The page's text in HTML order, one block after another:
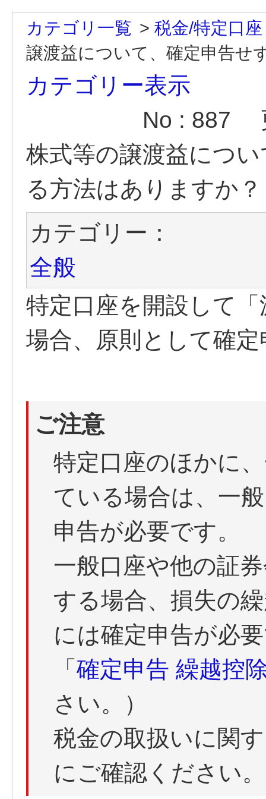
カテゴリ一覧 > 税金/特定口座
譲渡益について、確定申告せ
カテゴリー表示
No : 887
株式等の譲渡益につ
る方法はありますか？
カテゴリー：
全般
特定口座を開設して
場合、原則として確
ご注意
特定口座のほかに
ている場合は、一
申告が必要です。
一般口座や他の証
する場合、損失の
には確定申告が必
「 確定申告 繰越控
さい。）
税金の取扱いに関
にご確認ください。